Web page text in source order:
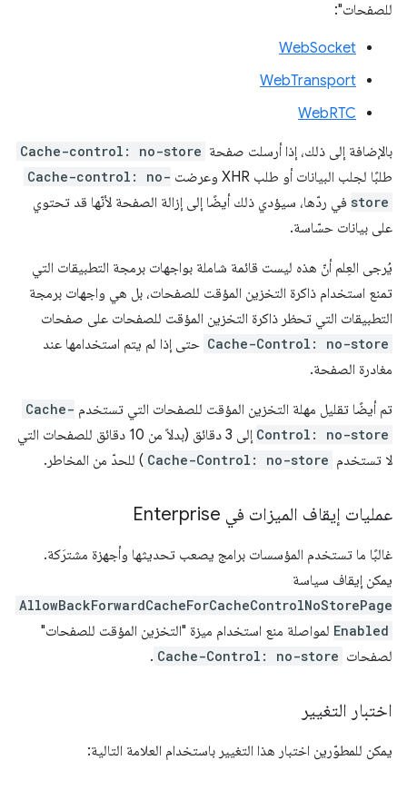
للصفحات":
WebSocket
WebTransport
WebRTC
بالإضافة إلى ذلك، إذا أرسلت صفحة Cache-control: no-store
طلبًا لجلب البيانات أو طلب XHR وعرضت
Cache-control: no-
store في ردّها، سيؤدي ذلك أيضًا إلى إزالة الصفحة لأنّها قد تحتوي
على بيانات حسّاسة.
يُرجى العِلم أنّ هذه ليست قائمة شاملة بواجهات برمجة التطبيقات التي
تمنع استخدام ذاكرة التخزين المؤقت للصفحات، بل هي واجهات برمجة
التطبيقات التي تحظر ذاكرة التخزين المؤقت للصفحات على صفحات
Cache-Control: no-store حتى إذا لم يتم استخدامها عند
مغادرة الصفحة.
تم أيضًا تقليل مهلة التخزين المؤقت للصفحات التي تستخدم Cache-
Control: no-store
إلى 3 دقائق (بدلاً من 10 دقائق للصفحات التي
لا تستخدم Cache-Control: no-store ) للحدّ من المخاطر.
عمليات إيقاف الميزات في Enterprise
غالبًا ما تستخدم المؤسسات برامج يصعب تحديثها وأجهزة مشترَكة.
يمكن إيقاف سياسة
AllowBackForwardCacheForCacheControlNoStorePage
Enabled لمواصلة منع استخدام ميزة "التخزين المؤقت للصفحات"
لصفحات Cache-Control: no-store
.
اختبار التغيير
يمكن للمطوّرين اختبار هذا التغيير باستخدام العلامة التالية: